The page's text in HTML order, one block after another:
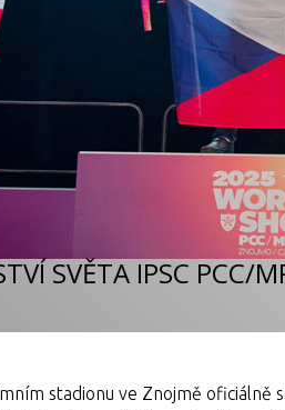
SVĚTA IPSC PCC/
stadionu ve Znojmě oficiálně